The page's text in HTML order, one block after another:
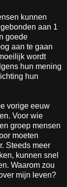
kunnen
aan 1
goede
aan te gaan
wordt
hun mening
hun
vorige eeuw
Voor wie
groep mensen
moeten
Steeds meer
kunnen snel
Waarom zou
mijn leven?